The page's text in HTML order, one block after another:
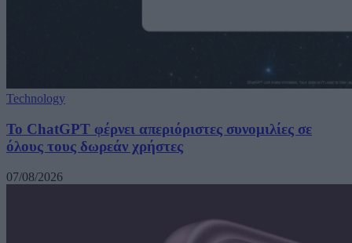
Technology
Το ChatGPT φέρνει απεριόριστες συνομιλίες σε
όλους τους δωρεάν χρήστες
07/08/2026